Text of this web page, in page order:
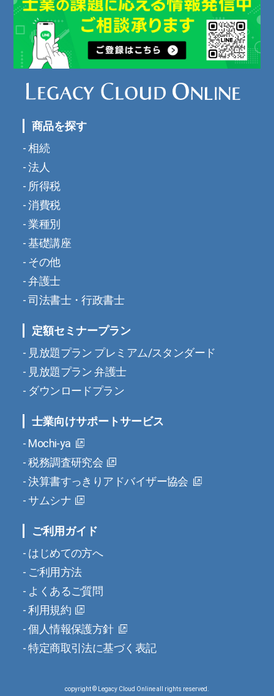
商品を探す
相続
法人
所得税
消費税
業種別
基礎講座
その他
弁護士
司法書士・行政書士
定額セミナープラン
見放題プラン プレミアム/スタンダード
見放題プラン 弁護士
ダウンロードプラン
士業向けサポートサービス
Mochi-ya
税務調査研究会
決算書すっきりアドバイザー協会
サムシナ
ご利用ガイド
はじめての方へ
ご利用方法
よくあるご質問
利用規約
個人情報保護方針
特定商取引法に基づく表記
copyright © Legacy Cloud Online all rights reserved.